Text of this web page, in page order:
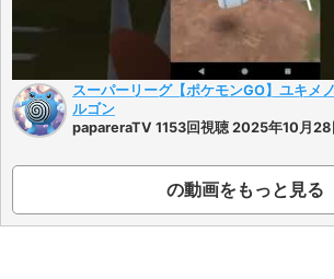
スーパーリーグ【ポケモンGO】ユキメ
ルゴン
papareraTV 1153回視聴 2025年10月28
の動画をもっと見る